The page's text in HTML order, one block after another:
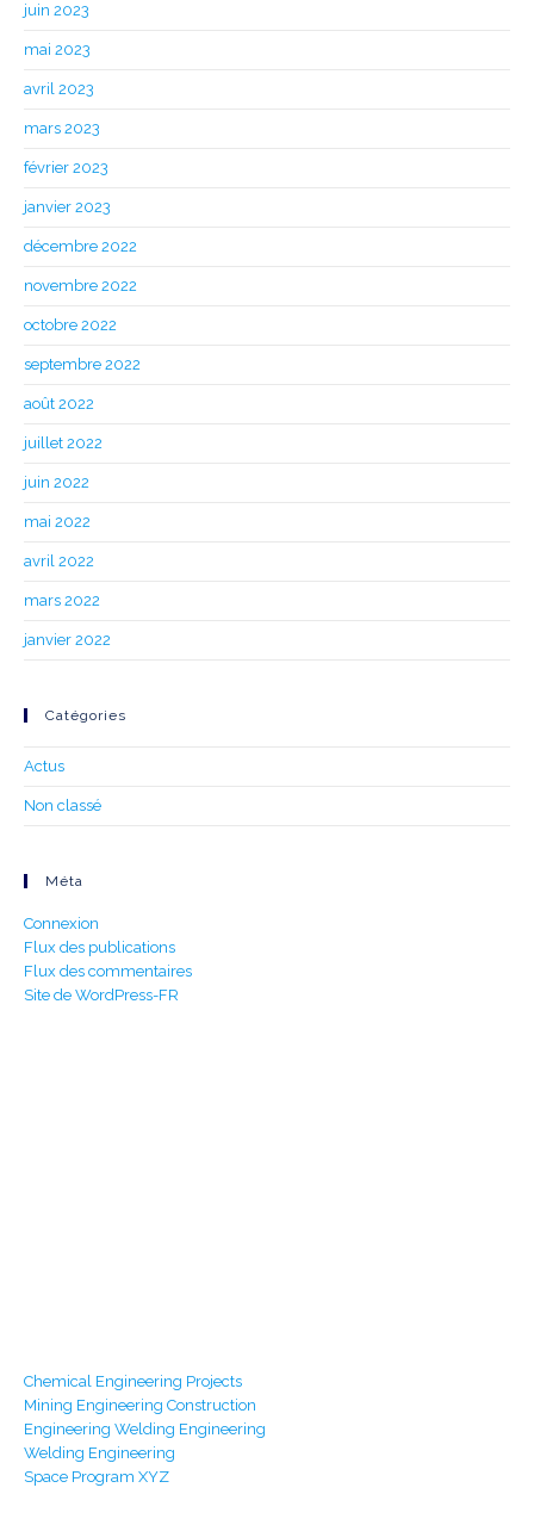
juin 2023
mai 2023
avril 2023
mars 2023
février 2023
janvier 2023
décembre 2022
novembre 2022
octobre 2022
septembre 2022
août 2022
juillet 2022
juin 2022
mai 2022
avril 2022
mars 2022
janvier 2022
Catégories
Actus
Non classé
Méta
Connexion
Flux des publications
Flux des commentaires
Site de WordPress-FR
Chemical Engineering Projects
Mining Engineering Construction
Engineering Welding Engineering
Welding Engineering
Space Program XYZ